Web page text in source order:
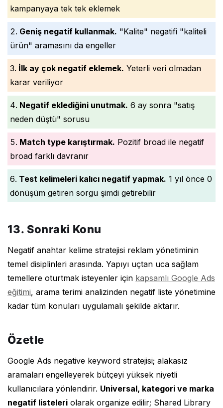
kampanyaya tek tek eklemek
Geniş negatif kullanmak. "Kalite" negatifi "kaliteli
ürün" aramasını da engeller
İlk ay çok negatif eklemek. Yeterli veri olmadan
karar veriliyor
Negatif eklediğini unutmak. 6 ay sonra "satış
neden düştü" sorusu
Match type karıştırmak. Pozitif broad ile negatif
broad farklı davranır
Test kelimeleri kalıcı negatif yapmak. 1 yıl önce 0
dönüşüm getiren sorgu şimdi getirebilir
13. Sonraki Konu
Negatif anahtar kelime stratejisi reklam yönetiminin
temel disiplinleri arasında. Yapıyı uçtan uca sağlam
temellere oturtmak isteyenler için kapsamlı Google Ads
eğitimi, arama terimi analizinden negatif liste yönetimine
kadar tüm konuları uygulamalı şekilde aktarır.
Özetle
Google Ads negative keyword stratejisi; alakasız
aramaları engelleyerek bütçeyi yüksek niyetli
kullanıcılara yönlendirir. Universal, kategori ve marka
negatif listeleri olarak organize edilir; Shared Library